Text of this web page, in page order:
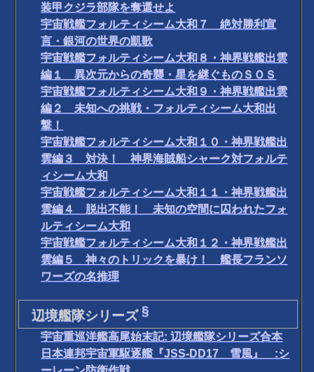
装甲クジラ部隊を奪還せよ
宇宙戦艦フォルティシーム大和７ 絶対勝利宣
言・銀河の世界の凱歌
宇宙戦艦フォルティシーム大和８・神界戦艦出雲
編１ 異次元からの奇襲・星を継ぐものＳＯＳ
宇宙戦艦フォルティシーム大和９・神界戦艦出雲
編２ 未知への挑戦・フォルティシーム大和出
撃！
宇宙戦艦フォルティシーム大和１０・神界戦艦出
雲編３ 対決！ 神界海賊船シャーク対フォルテ
ィシーム大和
宇宙戦艦フォルティシーム大和１１・神界戦艦出
雲編４ 脱出不能！ 未知の空間に囚われたフォ
ルティシーム大和
宇宙戦艦フォルティシーム大和１２・神界戦艦出
雲編５ 神々のトリックを暴け！ 艦長フランソ
ワーズの名推理
辺境艦隊シリーズ§
宇宙重巡洋艦高尾始末記: 辺境艦隊シリーズ合本
日本連邦宇宙軍駆逐艦『JSS-DD17 雪風』 :シ